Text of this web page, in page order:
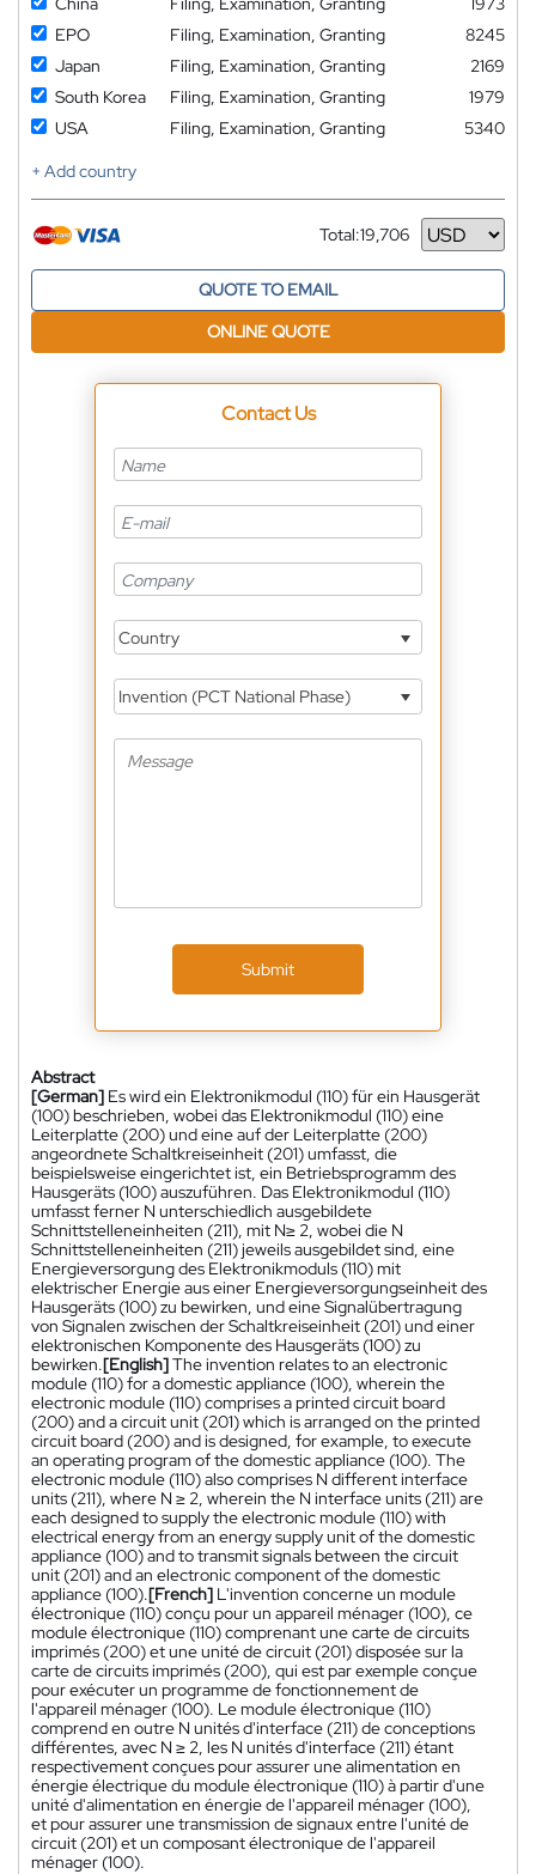
EPO
Filing, Examination, Granting
8245
Japan
Filing, Examination, Granting
2169
South Korea
Filing, Examination, Granting
1979
USA
Filing, Examination, Granting
5340
+ Add country
Total:19,706
Currency
QUOTE TO EMAIL
ONLINE QUOTE
Contact Us
Country
Invention (PCT National Phase)
Submit
Abstract
[German] Es wird ein Elektronikmodul (110) für ein Hausgerät
(100) beschrieben, wobei das Elektronikmodul (110) eine
Leiterplatte (200) und eine auf der Leiterplatte (200)
angeordnete Schaltkreiseinheit (201) umfasst, die
beispielsweise eingerichtet ist, ein Betriebsprogramm des
Hausgeräts (100) auszuführen. Das Elektronikmodul (110)
umfasst ferner N unterschiedlich ausgebildete
Schnittstelleneinheiten (211), mit N≥ 2, wobei die N
Schnittstelleneinheiten (211) jeweils ausgebildet sind, eine
Energieversorgung des Elektronikmoduls (110) mit
elektrischer Energie aus einer Energieversorgungseinheit des
Hausgeräts (100) zu bewirken, und eine Signalübertragung
von Signalen zwischen der Schaltkreiseinheit (201) und einer
elektronischen Komponente des Hausgeräts (100) zu
bewirken.[English]The invention relates to an electronic
module (110) for a domestic appliance (100), wherein the
electronic module (110) comprises a printed circuit board
(200) and a circuit unit (201) which is arranged on the printed
circuit board (200) and is designed, for example, to execute
an operating program of the domestic appliance (100). The
electronic module (110) also comprises N different interface
units (211), where N ≥ 2, wherein the N interface units (211) are
each designed to supply the electronic module (110) with
electrical energy from an energy supply unit of the domestic
appliance (100) and to transmit signals between the circuit
unit (201) and an electronic component of the domestic
appliance (100).[French] L'invention concerne un module
électronique (110) conçu pour un appareil ménager (100), ce
module électronique (110) comprenant une carte de circuits
imprimés (200) et une unité de circuit (201) disposée sur la
carte de circuits imprimés (200), qui est par exemple conçue
pour exécuter un programme de fonctionnement de
l'appareil ménager (100). Le module électronique (110)
comprend en outre N unités d'interface (211) de conceptions
différentes, avec N ≥ 2, les N unités d'interface (211) étant
respectivement conçues pour assurer une alimentation en
énergie électrique du module électronique (110) à partir d'une
unité d'alimentation en énergie de l'appareil ménager (100),
et pour assurer une transmission de signaux entre l'unité de
circuit (201) et un composant électronique de l'appareil
ménager (100).